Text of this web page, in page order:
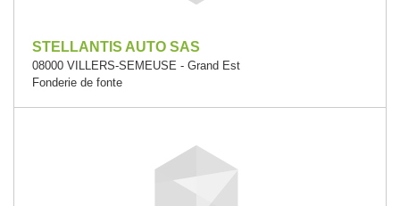
STELLANTIS AUTO SAS
08000 VILLERS-SEMEUSE - Grand Est
Fonderie de fonte